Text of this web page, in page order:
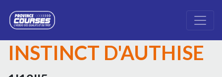
INSTINCT D'AUTHISE